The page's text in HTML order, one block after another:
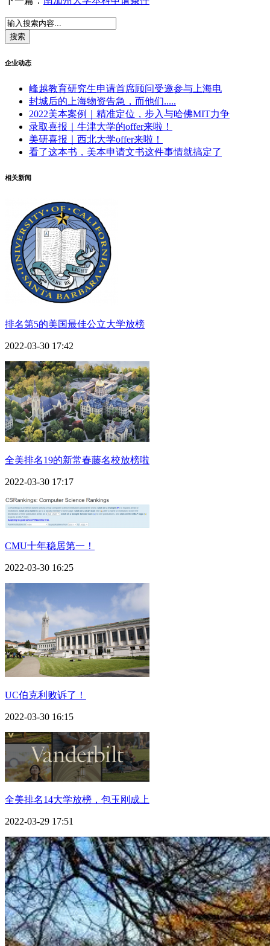
企业动态
峰越教育研究生申请首席顾问受邀参与上海电
封城后的上海物资告急，而他们.....
2022美本案例｜精准定位，步入与哈佛MIT力争
录取喜报｜牛津大学的offer来啦！
美研喜报｜西北大学offer来啦！
看了这本书，美本申请文书这件事情就搞定了
相关新闻
排名第5的美国最佳公立大学放榜
2022-03-30 17:42
全美排名19的新常春藤名校放榜啦
2022-03-30 17:17
CMU十年稳居第一！
2022-03-30 16:25
UC伯克利败诉了！
2022-03-30 16:15
全美排名14大学放榜，包玉刚成上
2022-03-29 17:51